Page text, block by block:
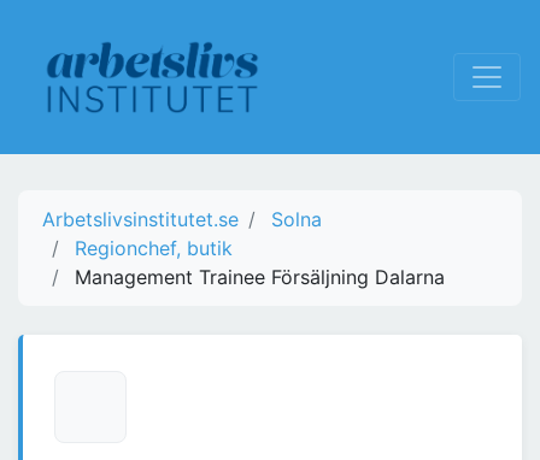
Arbetslivsinstitutet.se
Solna
Regionchef, butik
Management Trainee Försäljning Dalarna